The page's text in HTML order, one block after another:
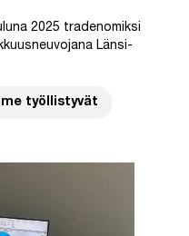
2025 tradenomiksi
Länsi-
työllistyvät